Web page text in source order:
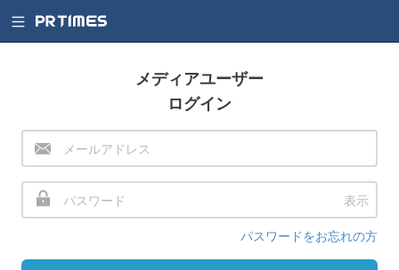
メディアユーザー
ログイン
表示
パスワードをお忘れの方